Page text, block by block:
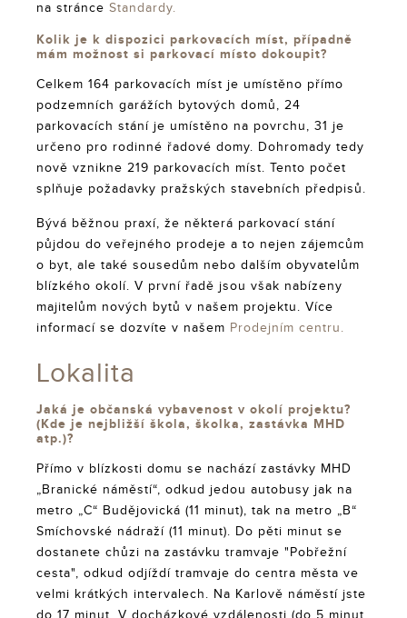
na stránce Standardy.
Kolik je k dispozici parkovacích míst, případně
mám možnost si parkovací místo dokoupit?
Celkem 164 parkovacích míst je umístěno přímo
podzemních garážích bytových domů, 24
parkovacích stání je umístěno na povrchu, 31 je
určeno pro rodinné řadové domy. Dohromady tedy
nově vznikne 219 parkovacích míst. Tento počet
splňuje požadavky pražských stavebních předpisů.
Bývá běžnou praxí, že některá parkovací stání
půjdou do veřejného prodeje a to nejen zájemcům
o byt, ale také sousedům nebo dalším obyvatelům
blízkého okolí. V první řadě jsou však nabízeny
majitelům nových bytů v našem projektu. Více
informací se dozvíte v našem Prodejním centru.
Lokalita
Jaká je občanská vybavenost v okolí projektu?
(Kde je nejbližší škola, školka, zastávka MHD
atp.)?
Přímo v blízkosti domu se nachází zastávky MHD
„Branické náměstí“, odkud jedou autobusy jak na
metro „C“ Budějovická (11 minut), tak na metro „B“
Smíchovské nádraží (11 minut). Do pěti minut se
dostanete chůzi na zastávku tramvaje "Pobřežní
cesta", odkud odjíždí tramvaje do centra města ve
velmi krátkých intervalech. Na Karlově náměstí jste